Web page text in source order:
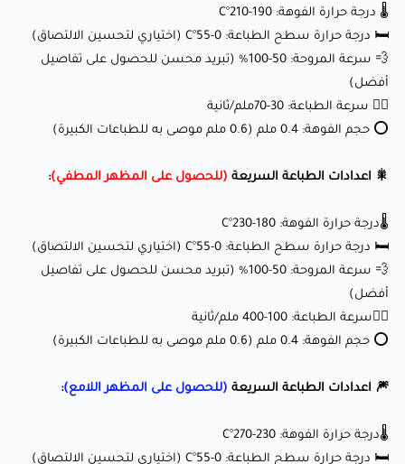
🌡️درجة حرارة الفوهة: 230-270°C
🛏️ درجة حرارة سطح الطباعة: 0-55°C (اختياري لتحسين الالتصاق)
أفضل)
⭕ حجم الفوهة: 0.4 ملم (0.6 ملم موصى به للطباعات الكبيرة)
السرعة وللطابعات العادية
Extrafill (فيرتقو مستيك):
هذا الخيط مثالي لمجموعة واسعة من المشاريع، بما في ذلك:
🌡️ درجة حرارة الفوهة: 190-210°C
🛏️ درجة حرارة سطح الطباعة: 0-55°C (اختياري لتحسين الالتصاق)
💨 سرعة المروحة: 50-100% (تبريد محسن للحصول على تفاصيل
أفضل)
🏃‍♂️ سرعة الطباعة: 30-70ملم/ثانية
⭕ حجم الفوهة: 0.4 ملم (0.6 ملم موصى به للطباعات الكبيرة)
🎇 اعدادات الطباعة السريعة (للحصول على المظهر المطفي):
🌡️درجة حرارة الفوهة: 180-230°C
🛏️ درجة حرارة سطح الطباعة: 0-55°C (اختياري لتحسين الالتصاق)
💨 سرعة المروحة: 50-100% (تبريد محسن للحصول على تفاصيل
أفضل)
🏃‍♂️سرعة الطباعة: 100-400 ملم/ثانية
⭕ حجم الفوهة: 0.4 ملم (0.6 ملم موصى به للطباعات الكبيرة)
🎆 اعدادات الطباعة السريعة (للحصول على المظهر اللامع):
🌡️درجة حرارة الفوهة: 230-270°C
🛏️ درجة حرارة سطح الطباعة: 0-55°C (اختياري لتحسين الالتصاق)